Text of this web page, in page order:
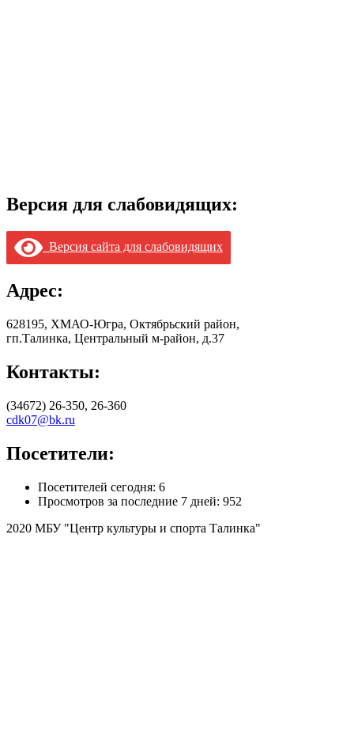
Версия для слабовидящих:
Версия сайта для слабовидящих
Адрес:
628195, ХМАО-Югра, Октябрьский район,
гп.Талинка, Центральный м-район, д.37
Контакты:
(34672) 26-350, 26-360
cdk07@bk.ru
Посетители:
Посетителей сегодня: 6
Просмотров за последние 7 дней: 952
2020 МБУ "Центр культуры и спорта Талинка"